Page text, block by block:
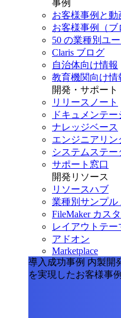
事例
お客様事例と動
お客様事例（ブ
50 の業種別ユ
Claris ブログ
自治体向け情報
教育機関向け情
開発・サポート
リリースノート
ドキュメンテー
ナレッジベース
エンジニアリン
システムステー
サポート窓口
開発リソース
リソースハブ
業種別サンプル
FileMaker カス
レイアウトテ
アドオン
Marketplace
導入成功事例 内製開
を実現したお客様事例